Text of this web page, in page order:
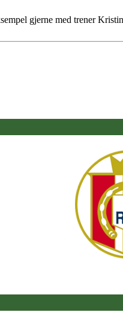
gjerne med trener